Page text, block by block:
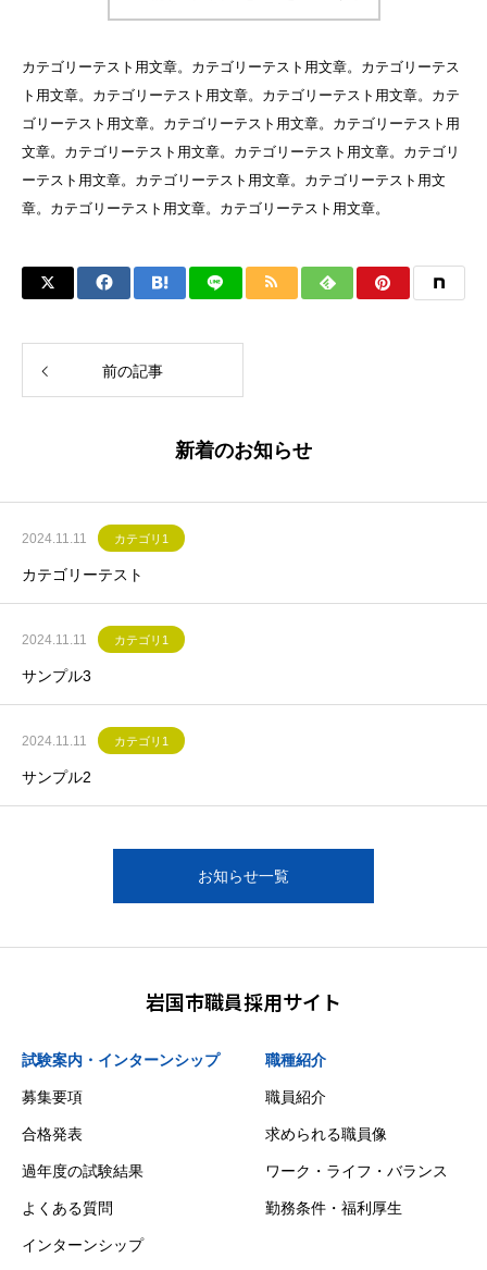
カテゴリーテスト用文章。カテゴリーテスト用文章。カテゴリーテス
ト用文章。カテゴリーテスト用文章。カテゴリーテスト用文章。カテ
ゴリーテスト用文章。カテゴリーテスト用文章。カテゴリーテスト用
文章。カテゴリーテスト用文章。カテゴリーテスト用文章。カテゴリ
ーテスト用文章。カテゴリーテスト用文章。カテゴリーテスト用文
章。カテゴリーテスト用文章。カテゴリーテスト用文章。
前の記事
新着のお知らせ
2024.11.11 カテゴリ1
カテゴリーテスト
2024.11.11 カテゴリ1
サンプル3
2024.11.11 カテゴリ1
サンプル2
お知らせ一覧
岩国市職員採用サイト
試験案内・インターンシップ
募集要項
合格発表
過年度の試験結果
よくある質問
インターンシップ
職種紹介
職員紹介
求められる職員像
ワーク・ライフ・バランス
勤務条件・福利厚生